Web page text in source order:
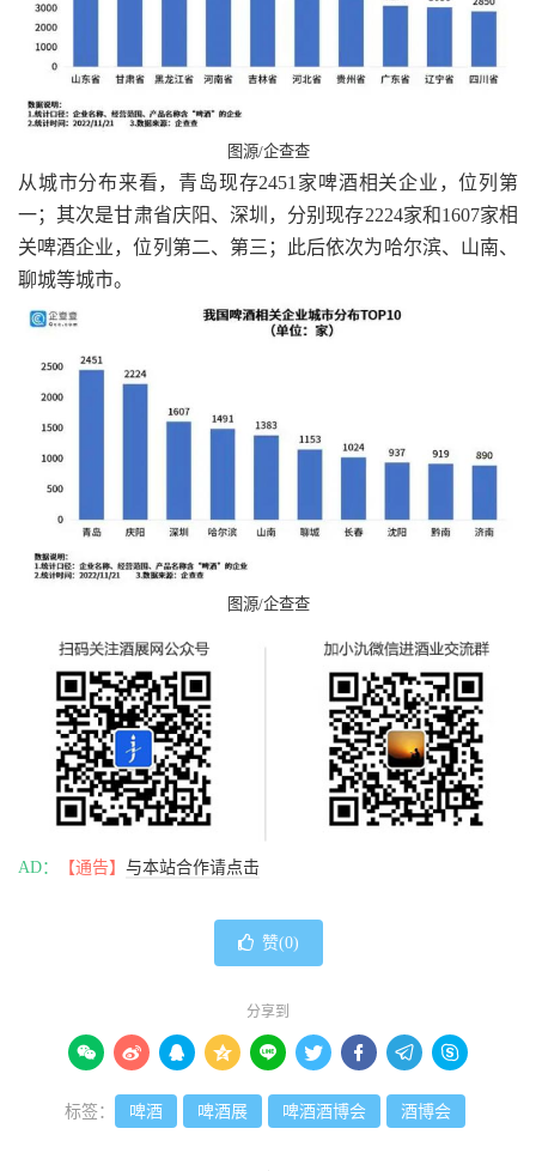
图源/企查查
从城市分布来看，青岛现存2451家啤酒相关企业，位列第
一；其次是甘肃省庆阳、深圳，分别现存2224家和1607家相
关啤酒企业，位列第二、第三；此后依次为哈尔滨、山南、
聊城等城市。
图源/企查查
AD： 【通告】 与本站合作请点击
赞(0)
分享到
        
标签： 啤酒 啤酒展 啤酒酒博会 酒博会